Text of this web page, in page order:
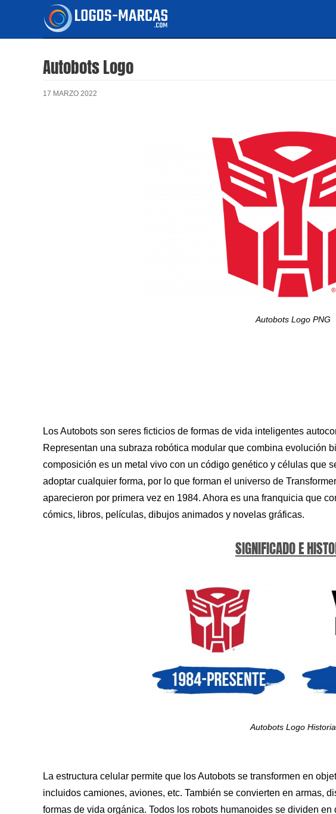
contenido
Autobots Logo
17 MARZO 2022
Autobots Logo PNG
Los Autobots son seres ficticios de formas de vida inteligentes
Representan una subraza robótica modular que combina evolución
composición es un metal vivo con un código genético y células que
adoptar cualquier forma, por lo que forman el universo de
aparecieron por primera vez en 1984. Ahora es una franquicia que
cómics, libros, películas, dibujos animados y novelas gráficas.
SIGNIFICADO E
Autobots Logo Historia
La estructura celular permite que los Autobots se transformen en
incluidos camiones, aviones, etc. También se convierten en armas,
formas de vida orgánica. Todos los robots humanoides se dividen